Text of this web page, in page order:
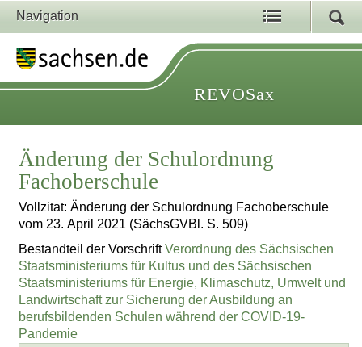
Navigation
REVOSax
Änderung der Schulordnung
Fachoberschule
Vollzitat: Änderung der Schulordnung Fachoberschule
vom 23. April 2021 (SächsGVBl. S. 509)
Bestandteil der VorschriftVerordnung des Sächsischen
Staatsministeriums für Kultus und des Sächsischen
Staatsministeriums für Energie, Klimaschutz, Umwelt und
Landwirtschaft zur Sicherung der Ausbildung an
berufsbildenden Schulen während der COVID-19-
Pandemie